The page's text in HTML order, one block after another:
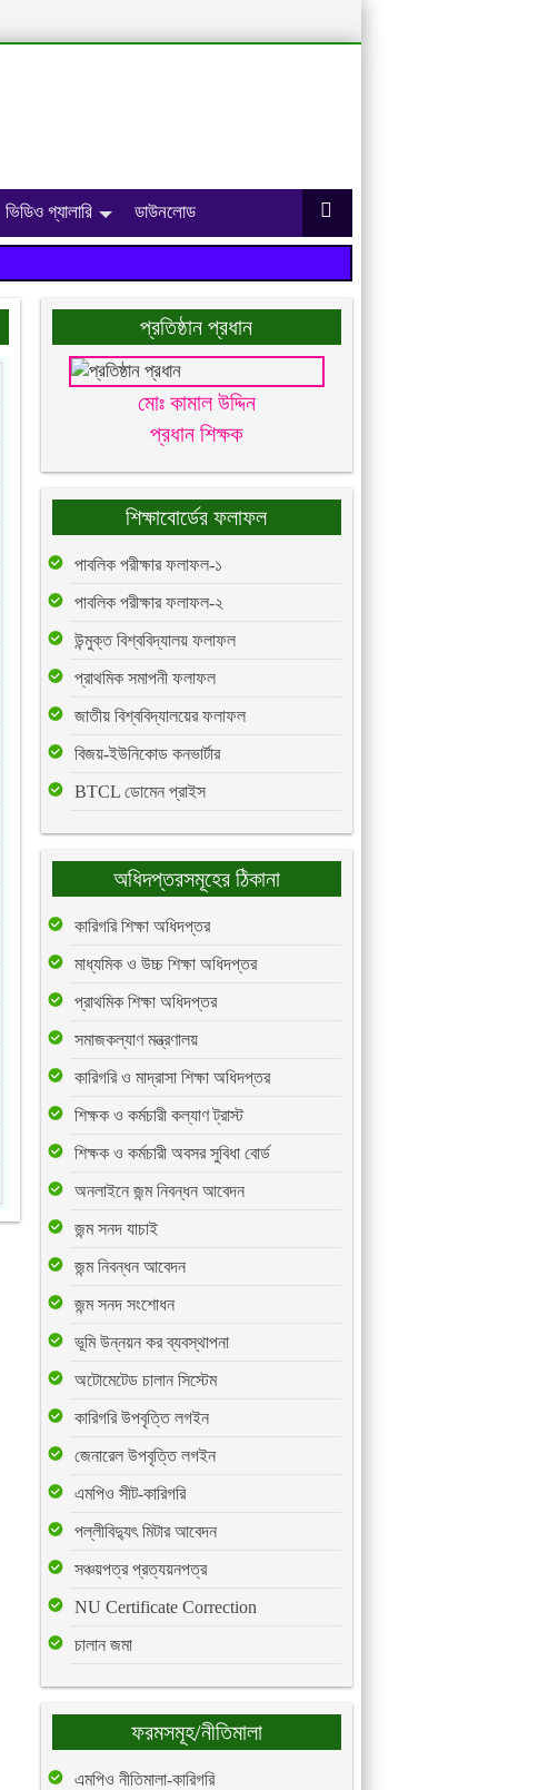
ভিডিও গ্যালারি ডাউনলোড
প্রতিষ্ঠান প্রধান
মোঃ কামাল উদ্দিন
প্রধান শিক্ষক
শিক্ষাবোর্ডের ফলাফল
পাবলিক পরীক্ষার ফলাফল-১
পাবলিক পরীক্ষার ফলাফল-২
উন্মুক্ত বিশ্ববিদ্যালয় ফলাফল
প্রাথমিক সমাপনী ফলাফল
জাতীয় বিশ্ববিদ্যালয়ের ফলাফল
বিজয়-ইউনিকোড কনভার্টার
BTCL ডোমেন প্রাইস
অধিদপ্তরসমূহের ঠিকানা
কারিগরি শিক্ষা অধিদপ্তর
মাধ্যমিক ও উচ্চ শিক্ষা অধিদপ্তর
প্রাথমিক শিক্ষা অধিদপ্তর
সমাজকল্যাণ মন্ত্রণালয়
কারিগরি ও মাদ্রাসা শিক্ষা অধিদপ্তর
শিক্ষক ও কর্মচারী কল্যাণ ট্রাস্ট
শিক্ষক ও কর্মচারী অবসর সুবিধা বোর্ড
অনলাইনে জন্ম নিবন্ধন আবেদন
জন্ম সনদ যাচাই
জন্ম নিবন্ধন আবেদন
জন্ম সনদ সংশোধন
ভূমি উন্নয়ন কর ব্যবস্থাপনা
অটোমেটেড চালান সিস্টেম
কারিগরি উপবৃত্তি লগইন
জেনারেল উপবৃত্তি লগইন
এমপিও সীট-কারিগরি
পল্লীবিদ্যুৎ মিটার আবেদন
সঞ্চয়পত্র প্রত্যয়নপত্র
NU Certificate Correction
চালান জমা
ফরমসমূহ/নীতিমালা
এমপিও নীতিমালা-কারিগরি